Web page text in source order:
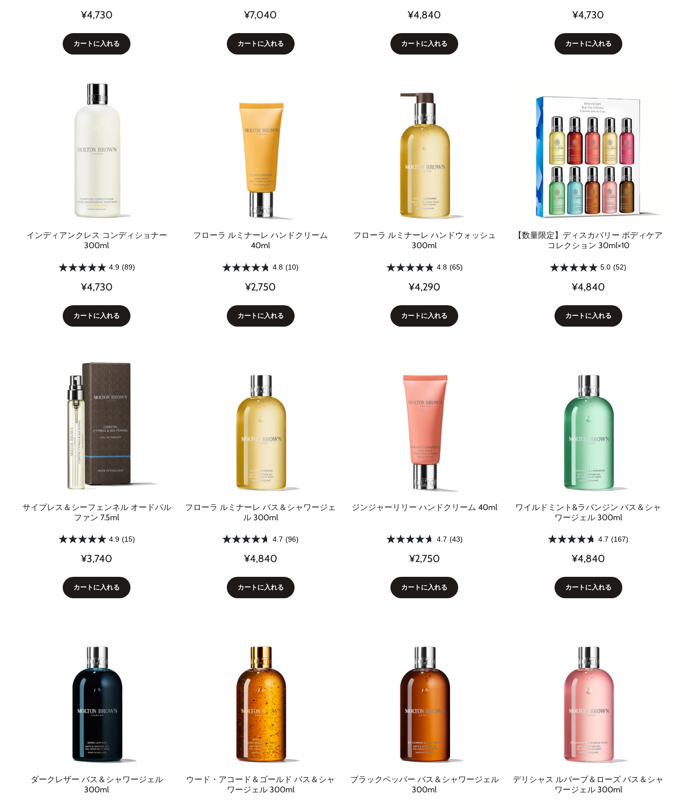
¥4,730
カートに入れる
¥7,040
カートに入れる
¥4,840
カートに入れる
¥4,730
カートに入れる
インディアンクレス コンディショナー
300ml
4.9 (89)
¥4,730
カートに入れる
フローラ ルミナーレ ハンドクリーム
40ml
4.8 (10)
¥2,750
カートに入れる
フローラ ルミナーレ ハンドウォッシュ
300ml
4.8 (65)
¥4,290
カートに入れる
【数量限定】ディスカバリー ボディケア
コレクション 30ml×10
5.0 (52)
¥4,840
カートに入れる
サイプレス＆シーフェンネル オードパル
ファン 7.5ml
4.9 (15)
¥3,740
カートに入れる
フローラ ルミナーレ バス＆シャワージェ
ル 300ml
4.7 (96)
¥4,840
カートに入れる
ジンジャーリリー ハンドクリーム 40ml
4.7 (43)
¥2,750
カートに入れる
ワイルドミント&ラバンジン バス＆シャ
ワージェル 300ml
4.7 (167)
¥4,840
カートに入れる
ダークレザー バス＆シャワージェル
300ml
ウード・アコード＆ゴールド バス＆シャ
ワージェル 300ml
ブラックペッパー バス＆シャワージェル
300ml
デリシャス ルバーブ＆ローズ バス＆シャ
ワージェル 300ml